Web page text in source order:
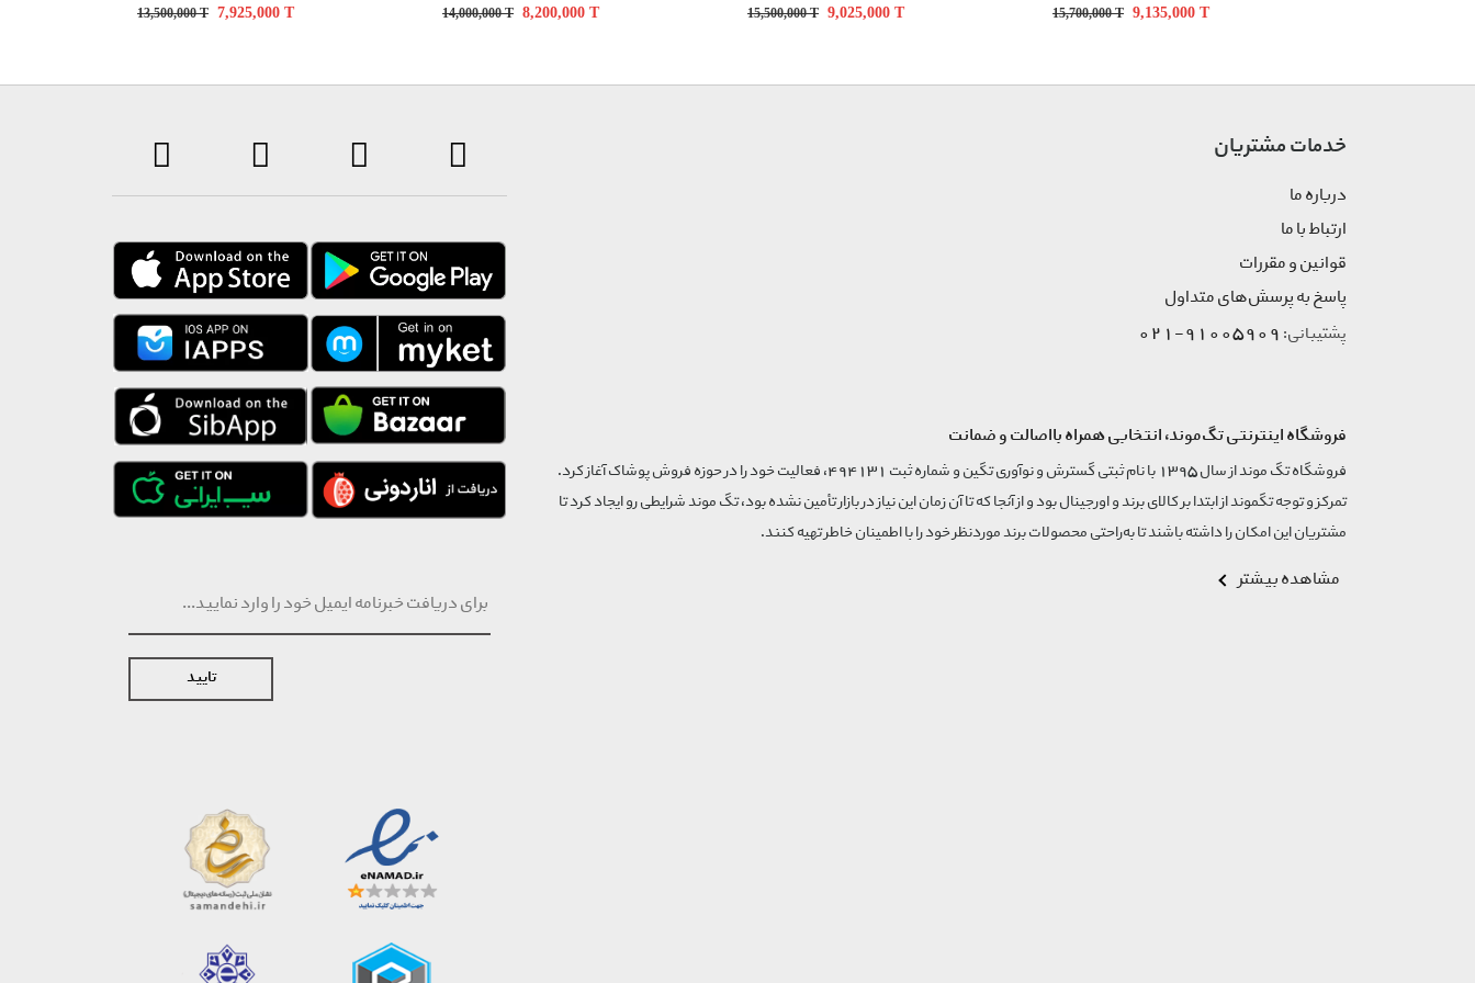
توصیه می شود برای مراقبت و دوام بیشتر از آب ۳۰ درجه سانتی گراد و مایع ماشین لباسشویی بدون آنزیم استفاده نمایید. 13,500,000T 7,925,000 T 14,000,000T 8,200,000 T 15,500,000T 9,025,000 T 15,700,000T 9,135,000 T
تایید
خدمات مشتریان
درباره ما
ارتباط با ما
قوانین و مقررات
پاسخ به پرسش‌های متداول
پشتیبانی: 91005909-021
فروشگاه اینترنتی تگ‌موند، انتخابی همراه بااصالت و ضمانت
فروشگاه تگ موند از سال 1395 با نام ثبتی گسترش و نوآوری تگین و شماره ثبت 494131، فعالیت خود را در حوزه فروش پوشاک آغاز کرد.
تمرکز و توجه تگموند از ابتدا بر کالای برند و اورجینال بود و از آنجا که تا آن زمان این نیاز در بازار تأمین نشده بود، تگ موند شرایطی رو ایجاد کرد تا
مشتریان این امکان را داشته باشند تا به‌راحتی محصولات برند مورد‌نظر خود را با اطمینان خاطر تهیه کنند.
مشاهده بیشتر